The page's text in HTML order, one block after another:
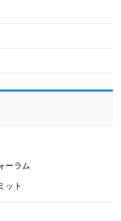
ーラム
ット